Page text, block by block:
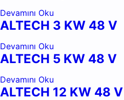
Devamını Oku
ALTECH 3 KW 48 V
Devamını Oku
ALTECH 5 KW 48 V
Devamını Oku
ALTECH 12 KW 48 V